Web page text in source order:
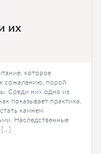
их
которое
сожалению, порой
Среди них одно из
показывает практика,
камнем
Наследственные
[…]